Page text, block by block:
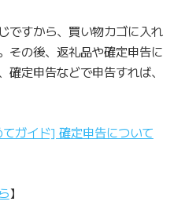
ですから、買い物カゴに入れ
その後、返礼品や確定申告に
定申告などで申告すれば、
ガイド] 確定申告について
】